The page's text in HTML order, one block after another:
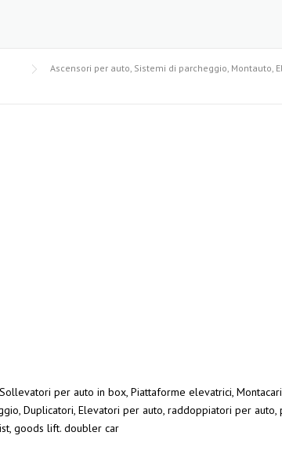
Ascensori per auto, Sistemi di parcheggio, Montauto,
per auto in box, Piattaforme elevatrici,
Duplicatori, Elevatori per auto, raddoppiatori per
goods lift. doubler car